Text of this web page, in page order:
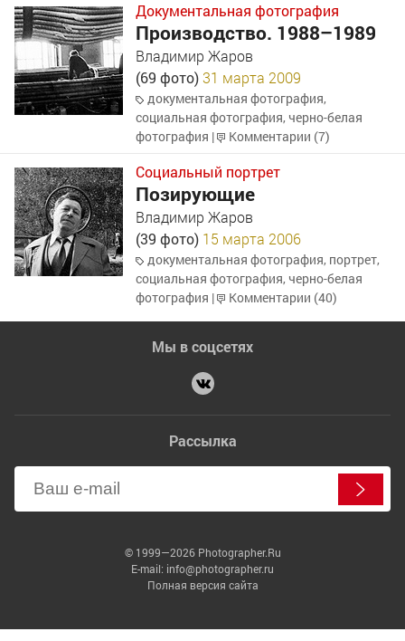
Документальная фотография
Производство. 1988–1989
Владимир Жаров
(69 фото)31 марта 2009
документальная фотография,
социальная фотография, черно-белая
фотография | Комментарии (7)
Социальный портрет
Позирующие
Владимир Жаров
(39 фото) 15 марта 2006
документальная фотография, портрет,
социальная фотография, черно-белая
фотография | Комментарии (40)
Мы в соцсетях
Рассылка
© 1999—2026 Photographer.Ru
E-mail: info@photographer.ru
Полная версия сайта